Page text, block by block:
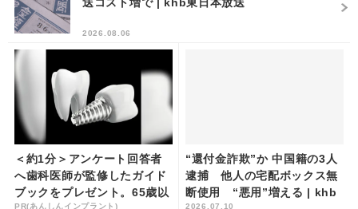
2026.08.06
＜約1分＞アンケート回答者
へ歯科医師が監修したガイド
ブックをプレゼント。65歳以
PR(あんしんインプラント)
“還付金詐欺”か 中国籍の3人
逮捕 他人の宅配ボックス無
断使用 “悪用”増える | khb
2026.07.10